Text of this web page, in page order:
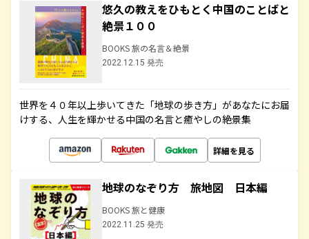
悠久の教えをひもとく中国のことばと
絶景１００
BOOKS 旅の名言＆絶景
2022.12.15 発売
世界を４０年以上歩いてきた「地球の歩き方」があなたにお届
けする、人生を輝かせる中国の名言と癒やしの絶景集
詳細を見る
地球のなぞり方 旅地図 日本編
BOOKS 旅と健康
2022.11.25 発売